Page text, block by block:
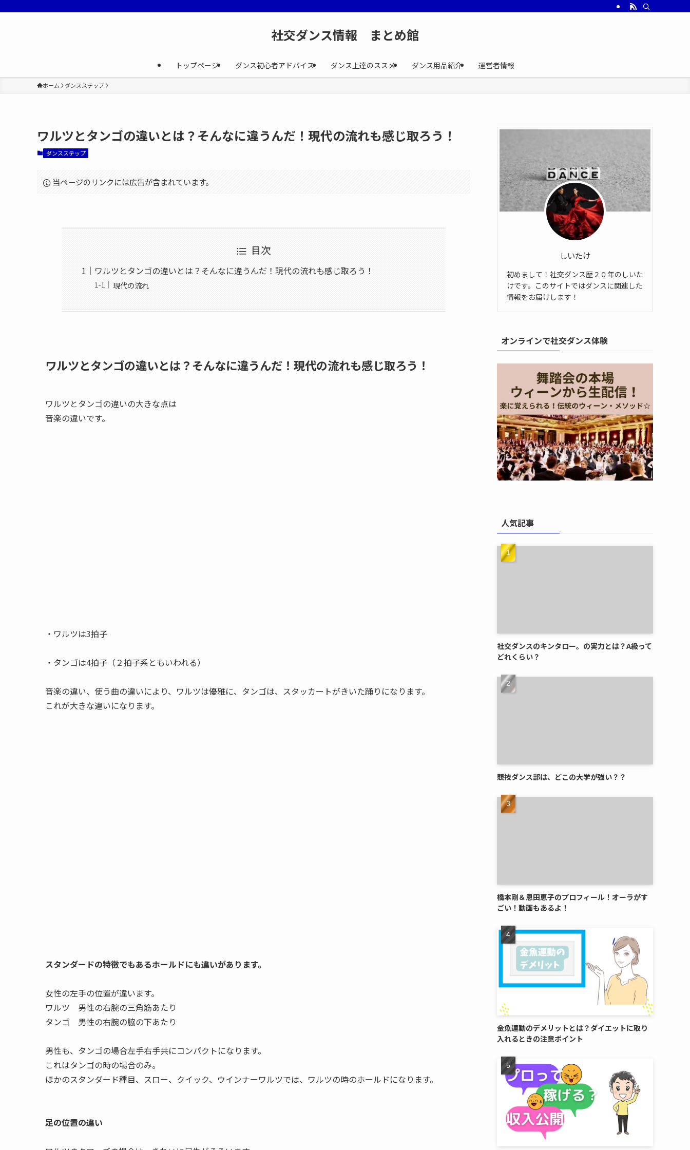
社交ダンス情報 まとめ館
トップページ ダンス初心者アドバイス ダンス上達のススメ ダンス用品紹介 運営者情報
ホーム ダンスステップ
ワルツとタンゴの違いとは？そんなに違うんだ！現代の流れも感じ取ろう！
ダンスステップ
当ページのリンクには広告が含まれています。
目次
ワルツとタンゴの違いとは？そんなに違うんだ！現代の流れも感じ取ろう！
現代の流れ
ワルツとタンゴの違いとは？そんなに違うんだ！現代の流れも感じ取ろう！
ワルツとタンゴの違いの大きな点は
音楽の違いです。
・ワルツは3拍子
・タンゴは4拍子（２拍子系ともいわれる）
音楽の違い、使う曲の違いにより、ワルツは優雅に、タンゴは、スタッカートがきいた踊りになります。
これが大きな違いになります。
スタンダードの特徴でもあるホールドにも違いがあります。
女性の左手の位置が違います。
ワルツ 男性の右腕の三角筋あたり
タンゴ 男性の右腕の脇の下あたり
男性も、タンゴの場合左手右手共にコンパクトになります。
これはタンゴの時の場合のみ。
ほかのスタンダード種目、スロー、クイック、ウインナーワルツでは、ワルツの時のホールドになります。
足の位置の違い
しいたけ
初めまして！社交ダンス歴２０年のしいた
けです。このサイトではダンスに関連した
情報をお届けします！
オンラインで社交ダンス体験
人気記事
社交ダンスのキンタロー。の実力とは？A級って
どれくらい？
競技ダンス部は、どこの大学が強い？？
橋本剛＆恩田恵子のプロフィール！オーラがす
ごい！動画もあるよ！
金魚運動のデメリットとは？ダイエットに取り
入れるときの注意ポイント